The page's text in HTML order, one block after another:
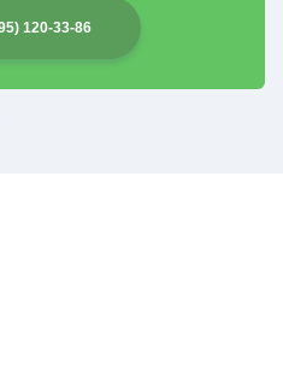
лагерь 079/У (с
культурой и
120-33-86